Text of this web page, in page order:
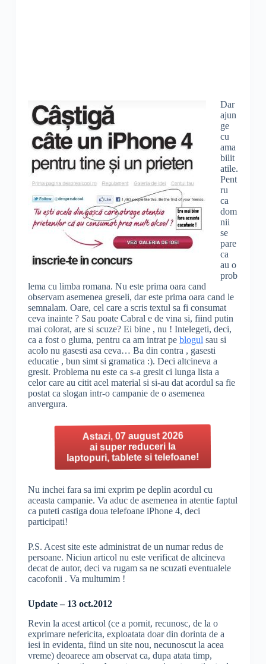
Dar
ajun
ge
cu
ama
bilit
atile.
Pent
ru
ca
dom
nii
se
pare
ca
au o
prob
lema cu limba romana. Nu este prima oara cand
observam asemenea greseli, dar este prima oara cand le
semnalam. Oare, cel care a scris textul sa fi consumat
ceva inainte ? Sau poate Cabral e de vina si, fiind putin
mai colorat, are si scuze? Ei bine , nu ! Intelegeti, deci,
ca a fost o gluma, pentru ca am intrat pe blogul sau si
acolo nu gasesti asa ceva… Ba din contra , gasesti
educatie , bun simt si gramatica :). Deci altcineva a
gresit. Problema nu este ca s-a gresit ci lunga lista a
celor care au citit acel material si si-au dat acordul sa fie
postat ca slogan intr-o campanie de o asemenea
anvergura.
Astazi, 07 august 2026
ai super reduceri la
laptopuri, tablete si telefoane!
Nu inchei fara sa imi exprim pe deplin acordul cu
aceasta campanie. Va aduc de asemenea in atentie faptul
ca puteti castiga doua telefoane iPhone 4, deci
participati!
P.S. Acest site este administrat de un numar redus de
persoane. Niciun articol nu este verificat de altcineva
decat de autor, deci va rugam sa ne scuzati eventualele
cacofonii . Va multumim !
Update – 13 oct.2012
Revin la acest articol (ce a pornit, recunosc, de la o
exprimare nefericita, exploatata doar din dorinta de a
iesi in evidenta, fiind un site nou, necunoscut la acea
vreme) deoarece am observat ca, dupa atata timp,